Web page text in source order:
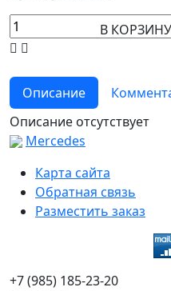
В КОРЗИНУ
Описание
Описание отсутствует
Mercedes
Карта сайта
Обратная связь
Разместить заказ
+7 (985) 185-23-20